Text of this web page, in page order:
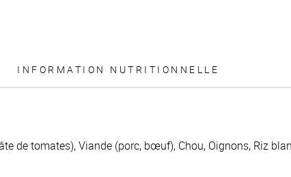
INFORMATION NUTRITIONNELLE
de tomates), Viande (porc, bœuf), Chou, Oignons, Riz